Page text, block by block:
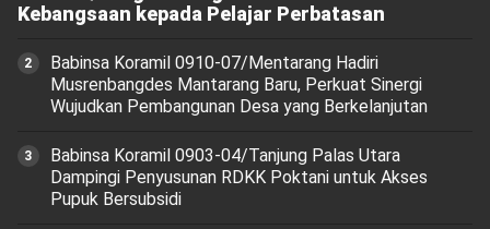
Kebangsaan kepada Pelajar Perbatasan
Babinsa Koramil 0910-07/Mentarang Hadiri
Musrenbangdes Mantarang Baru, Perkuat Sinergi
Wujudkan Pembangunan Desa yang Berkelanjutan
‎Babinsa Koramil 0903-04/Tanjung Palas Utara
Dampingi Penyusunan RDKK Poktani untuk Akses
Pupuk Bersubsidi